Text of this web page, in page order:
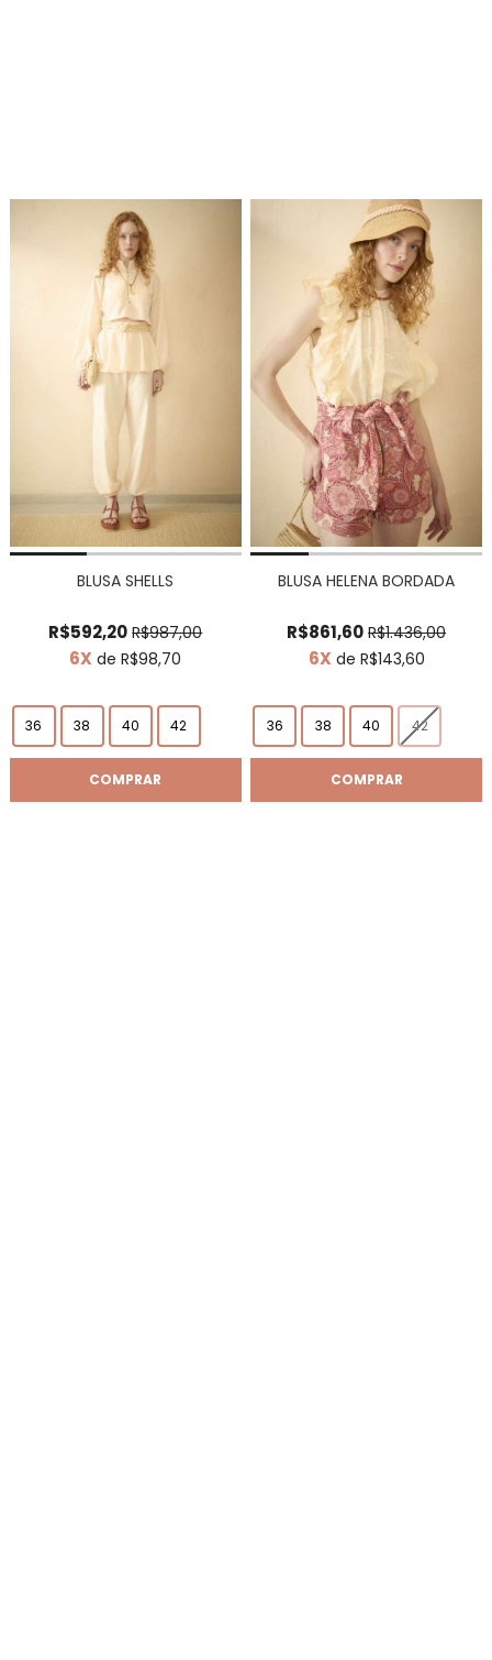
BLUSA SHELLS
R$592,20 R$987,00
6X de R$98,70
36 38 40 42
COMPRAR
BLUSA HELENA BORDADA
R$861,60 R$1.436,00
6X de R$143,60
36 38 40 42
COMPRAR